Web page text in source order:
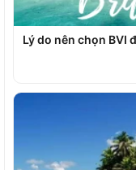
Lý do nên chọn BVI